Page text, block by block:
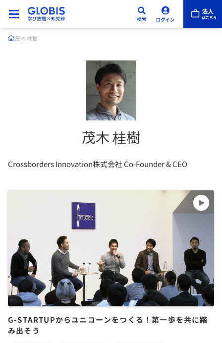
茂木 桂樹
茂木 桂樹
Crossborders Innovation株式会社 Co-Founder & CEO
G-STARTUPからユニコーンをつくる！第一歩を共に踏
み出そう